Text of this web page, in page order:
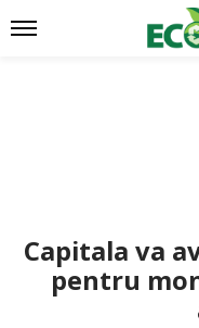
Capitala va
pentru